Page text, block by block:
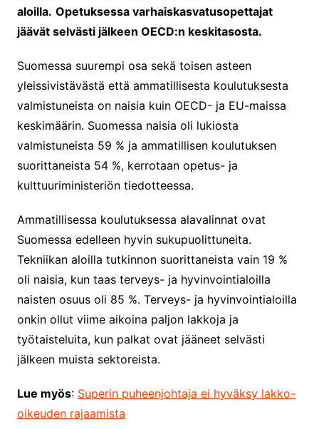
aloilla. Opetuksessa varhaiskasvatusopettajat
jäävät selvästi jälkeen OECD:n keskitasosta.
Suomessa suurempi osa sekä toisen asteen
yleissivistävästä että ammatillisesta koulutuksesta
valmistuneista on naisia kuin OECD- ja EU-maissa
keskimäärin. Suomessa naisia oli lukiosta
valmistuneista 59 % ja ammatillisen koulutuksen
suorittaneista 54 %, kerrotaan opetus- ja
kulttuuriministeriön tiedotteessa.
Ammatillisessa koulutuksessa alavalinnat ovat
Suomessa edelleen hyvin sukupuolittuneita.
Tekniikan aloilla tutkinnon suorittaneista vain 19 %
oli naisia, kun taas terveys- ja hyvinvointialoilla
naisten osuus oli 85 %. Terveys- ja hyvinvointialoilla
onkin ollut viime aikoina paljon lakkoja ja
työtaisteluita, kun palkat ovat jääneet selvästi
jälkeen muista sektoreista.
Lue myös: Superin puheenjohtaja ei hyväksy lakko-
oikeuden rajaamista